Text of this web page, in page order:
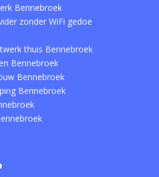
Bennebroek
zonder WiFi gedoe
thuis Bennebroek
Bennebroek
Bennebroek
Bennebroek